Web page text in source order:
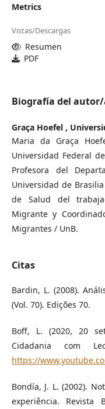
Metrics
Vistas/Descargas
Resumen
PDF
Biografía del
Graça Hoefel ,
Maria da Graça
Universidad Federal
Profesora del
Universidad de
de Salud del
Migrante y
Migrantes / UnB.
Citas
Bardin, L. (2008).
(Vol. 70). Edições 70.
Boff, L. (2020, 20
Cidadania com
https://
Bondía, J. L. (2002).
experiência. Revista